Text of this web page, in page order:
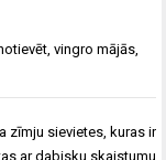
,vingro mājās,
zīmju sievietes, kuras ir
ar dabisku skaistumu